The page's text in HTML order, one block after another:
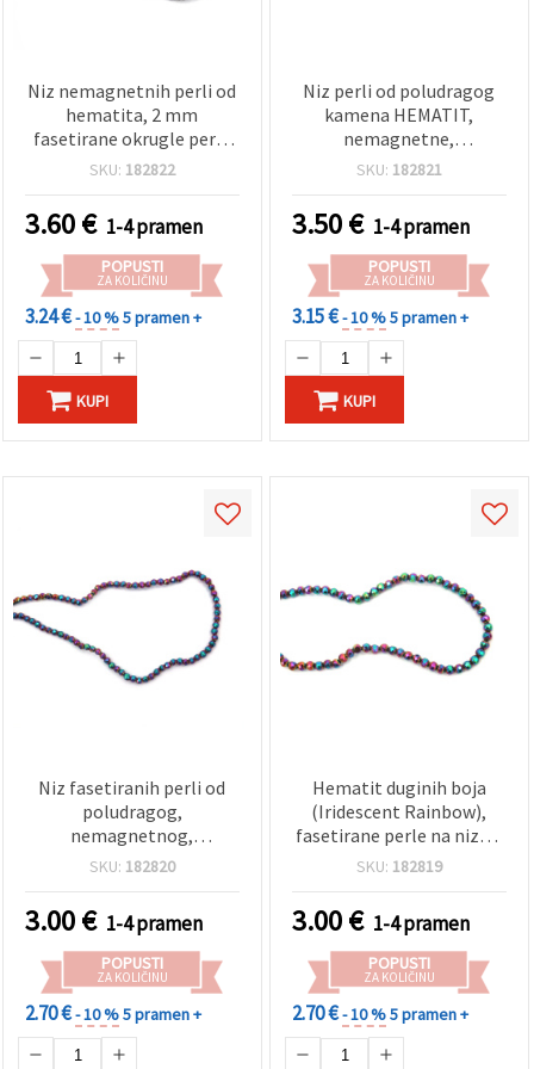
Niz nemagnetnih perli od
hematita, 2 mm
fasetirane okrugle perle
od poludragog kamena,
DIY izrada nakita,
perlanje, narukvice i
ogrlice
SKU: 182822
3.60€ 1-4 pramen
POPUSTI
ZA KOLIČINU
3.24 €- 10 %5 pramen +
KUPI
Niz perli od poludragog
kamena HEMATIT,
nemagnetne,
elektroplatirane,
fazetirane okrugle, 2 mm,
rupa: 1 mm (~180 kom)
SKU: 182821
3.50€ 1-4 pramen
POPUSTI
ZA KOLIČINU
3.15 €- 10 %5 pramen +
KUPI
Niz fasetiranih perli od
poludragog,
nemagnetnog,
galvaniziranog hematita
kuglice 3 mm, rupa 1,5
mm, oko 125 kom
SKU: 182820
3.00€ 1-4 pramen
POPUSTI
ZA KOLIČINU
2.70 €- 10 %5 pramen +
Hematit duginih boja
(Iridescent Rainbow),
fasetirane perle na nizu –
poludragi, nemagnetni,
okrugle, rupa 1,5 mm,
~105 kom
SKU: 182819
3.00€ 1-4 pramen
POPUSTI
ZA KOLIČINU
2.70 €- 10 %5 pramen +